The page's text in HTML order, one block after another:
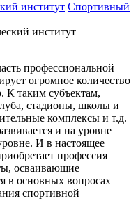
институт Спортивный
профессиональной
огромное количество
К таким субъектам,
стадионы, школы и
комплексы и т.д.
и на уровне
И в настоящее
профессия
осваивающие
в основных вопросах
спортивной